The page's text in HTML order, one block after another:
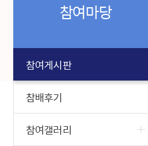
참여마당
참여게시판
참배후기
참여갤러리